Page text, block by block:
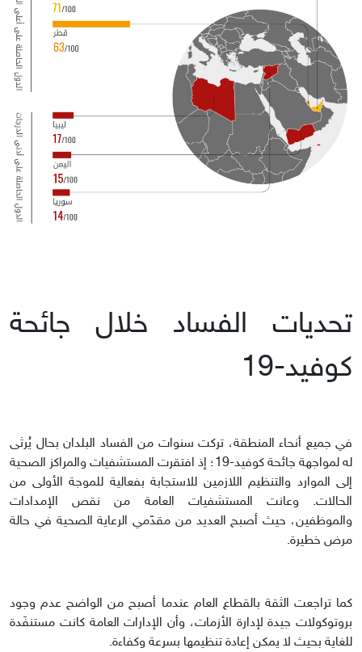
تحديات الفساد خلال جائحة
كوفيد-19
في جميع أنحاء المنطقة، تركت سنوات من الفساد البلدان بحال يُرثى
له لمواجهة جائحة كوفيد-19؛ إذ افتقرت المستشفيات والمراكز الصحية
إلى الموارد والتنظيم اللازمين للاستجابة بفعالية للموجة الأولى من
الحالات. وعانت المستشفيات العامة من نقص الإمدادات
والموظفين، حيث أصبح العديد من مقدّمي الرعاية الصحية في حالة
مرض خطيرة.
كما تراجعت الثقة بالقطاع العام عندما أصبح من الواضح عدم وجود
بروتوكولات جيدة لإدارة الأزمات، وأن الإدارات العامة كانت مستنفَدة
للغاية بحيث لا يمكن إعادة تنظيمها بسرعة وكفاءة.